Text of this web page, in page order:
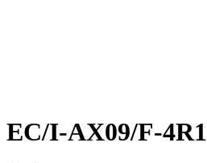
EC/I-AX09/F-4R1